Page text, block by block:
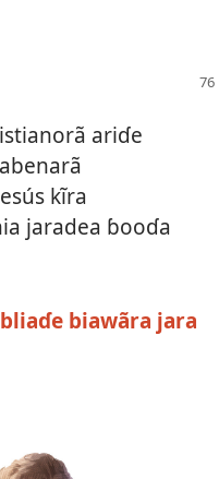
ariɗe
kĩra
jaradea ɓooɗa
biawãra jara